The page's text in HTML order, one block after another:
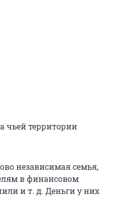
чьей территории
независимая семья,
в финансовом
и т. д. Деньги у них